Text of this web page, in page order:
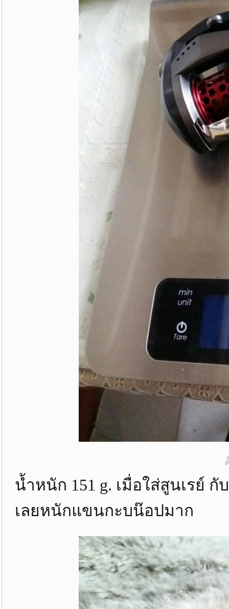
น้ำหนัก 151 g. เมื่อใส่สูนเรย์ กั
เลยหนักแขนกะบน๊อปมาก